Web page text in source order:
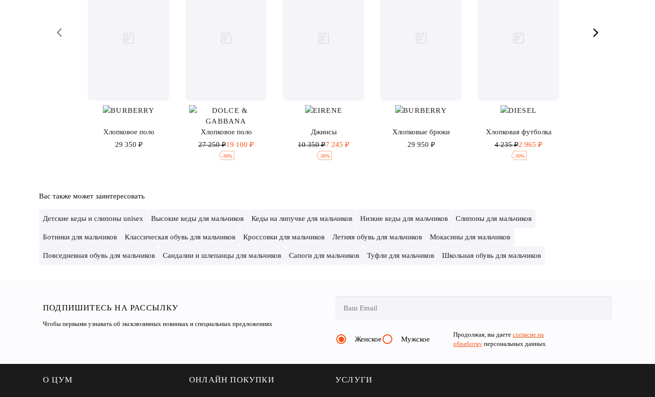
Хлопковое поло
29 350 ₽
Хлопковое поло
27 250 ₽19 100 ₽
-30%
Джинсы
10 350 ₽7 245 ₽
-30%
Хлопковые брюки
29 950 ₽
Хлопковая футболка
4 235 ₽2 965 ₽
-30%
Вас также может заинтересовать
Детские кеды и слипоны unisex Высокие кеды для мальчиков Кеды на липучке для мальчиков Низкие кеды для мальчиков Слипоны для мальчиков
Ботинки для мальчиков Классическая обувь для мальчиков Кроссовки для мальчиков Летняя обувь для мальчиков Мокасины для мальчиков
Повседневная обувь для мальчиков Сандалии и шлепанцы для мальчиков Сапоги для мальчиков Туфли для мальчиков Школьная обувь для мальчиков
ПОДПИШИТЕСЬ НА РАССЫЛКУ
Чтобы первыми узнавать об эксклюзивных новинках и специальных предложениях
Женское Мужское
Продолжая, вы даете согласие на
обработку персональных данных
О ЦУМ ОНЛАЙН ПОКУПКИ УСЛУГИ